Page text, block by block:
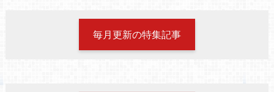
毎月更新の特集記事